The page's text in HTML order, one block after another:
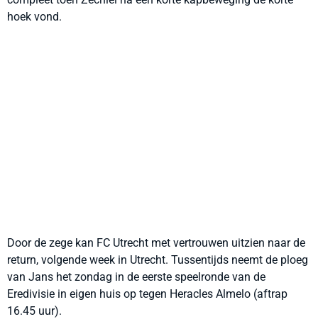
hoek vond.
Door de zege kan FC Utrecht met vertrouwen uitzien naar de
return, volgende week in Utrecht. Tussentijds neemt de ploeg
van Jans het zondag in de eerste speelronde van de
Eredivisie in eigen huis op tegen Heracles Almelo (aftrap
16.45 uur).